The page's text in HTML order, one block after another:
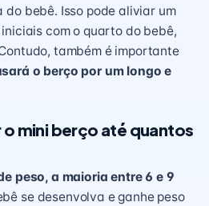
do bebê. Isso pode aliviar um
com o quarto do bebê,
também é importante
o berço por um longo e
mini berço até quantos
peso, a maioria entre 6 e 9
se desenvolva e ganhe peso